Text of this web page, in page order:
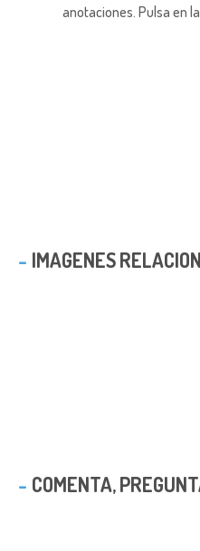
anotaciones. Pulsa en
IMAGENES
COMENTA,